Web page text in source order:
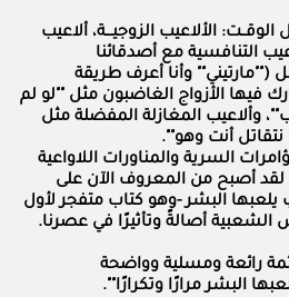
الألاعيب الزوجيـــة، ألاعيب
التنافسية مع أصدقائنا
وأنا أعرف طريقة
فيها الأزواج الغاضبون مثل ""لو لم
وألاعيب المغازلة المفضلة مثل
نتقاتل أنت وهو"".
السرية والمناورات اللاواعية
لقد أصبح من المعروف الآن على
البشر -وهو كتاب متفجر لأول
الشعبية أصالةً وتأثيرًا في عصرنا.
رائعة ومسلية وواضحة
البشر مرارًا وتكرارًا"".